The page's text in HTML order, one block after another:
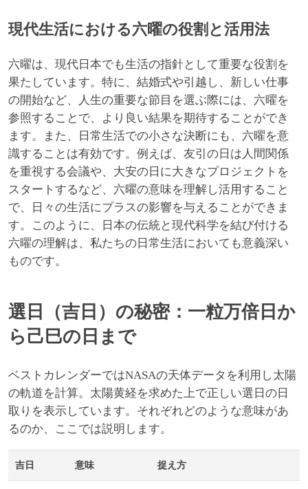
現代生活における六曜の役割と活用法
六曜は、現代日本でも生活の指針として重要な役割を
果たしています。特に、結婚式や引越し、新しい仕事
の開始など、人生の重要な節目を選ぶ際には、六曜を
参照することで、より良い結果を期待することができ
ます。また、日常生活での小さな決断にも、六曜を意
識することは有効です。例えば、友引の日は人間関係
を重視する会議や、大安の日に大きなプロジェクトを
スタートするなど、六曜の意味を理解し活用すること
で、日々の生活にプラスの影響を与えることができま
す。このように、日本の伝統と現代科学を結び付ける
六曜の理解は、私たちの日常生活においても意義深い
ものです。
選日（吉日）の秘密：一粒万倍日か
ら己巳の日まで
ベストカレンダーではNASAの天体データを利用し太陽
の軌道を計算。太陽黄経を求めた上で正しい選日の日
取りを表示しています。それぞれどのような意味があ
るのか、ここでは説明します。
吉日 意味 捉え方